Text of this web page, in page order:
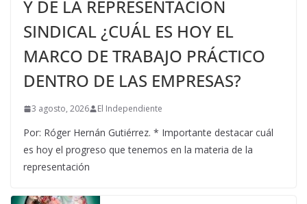
Y DE LA REPRESENTACIÓN
SINDICAL ¿CUÁL ES HOY EL
MARCO DE TRABAJO PRÁCTICO
DENTRO DE LAS EMPRESAS?
3 agosto, 2026 El Independiente
Por: Róger Hernán Gutiérrez. * Importante destacar cuál
es hoy el progreso que tenemos en la materia de la
representación